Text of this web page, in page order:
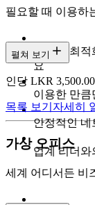
필요할 때 이용하
집중에 최적
요
이용한 만큼
안정적인 네
업계 리더와
펼쳐 보기
인당 LKR
목록 보기 자세히
가상 오피스
세계 어디서든 비